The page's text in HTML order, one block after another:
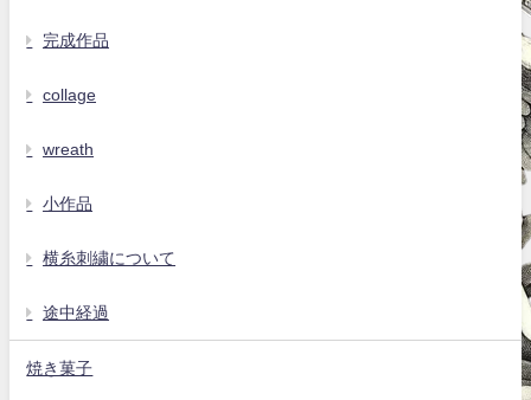
完成作品
collage
wreath
小作品
横糸刺繍について
途中経過
焼き菓子